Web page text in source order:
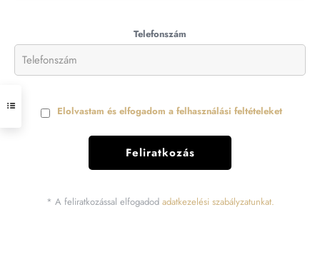
Telefonszám
Elolvastam és elfogadom a felhasználási feltételeket
* A feliratkozással elfogadod adatkezelési szabályzatunkat.